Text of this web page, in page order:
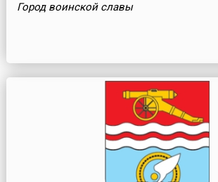
Город воинской славы